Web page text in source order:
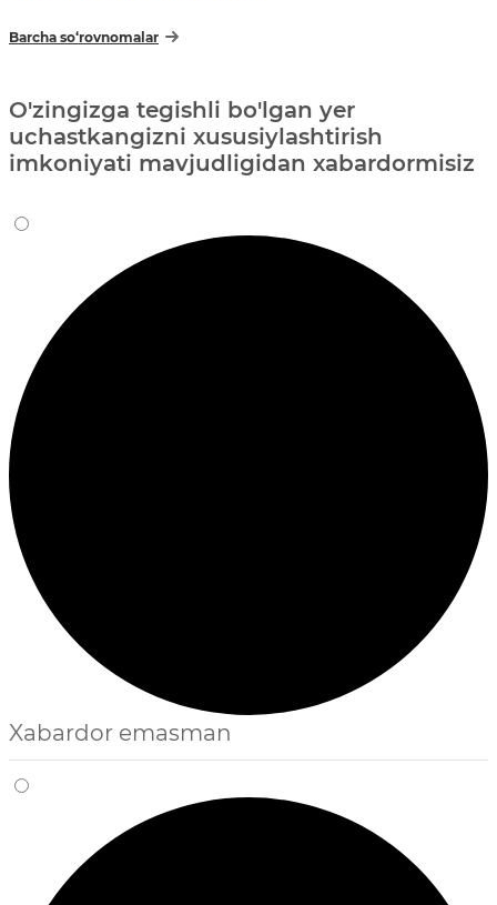
Barcha so‘rovnomalar
O'zingizga tegishli bo'lgan yer
uchastkangizni xususiylashtirish
imkoniyati mavjudligidan xabardormisiz
Xabardor emasman